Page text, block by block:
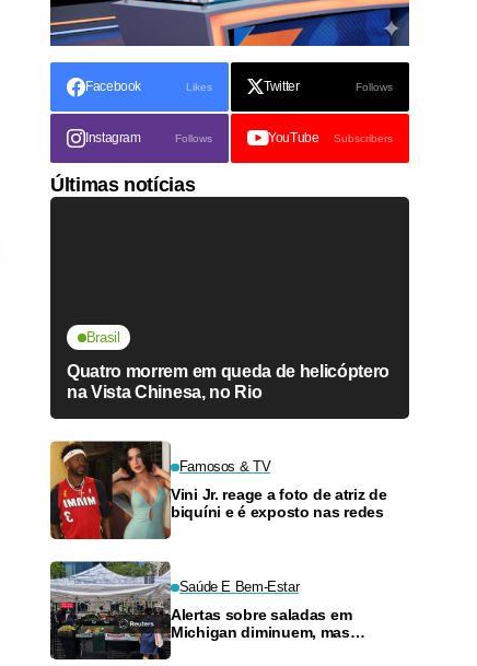
Facebook Likes Twitter Follows
Instagram Follows YouTube Subscribers
Últimas notícias
Brasil
Quatro morrem em queda de helicóptero
na Vista Chinesa, no Rio
Famosos & TV
Vini Jr. reage a foto de atriz de
biquíni e é exposto nas redes
Saúde E Bem-Estar
Alertas sobre saladas em
Michigan diminuem, mas